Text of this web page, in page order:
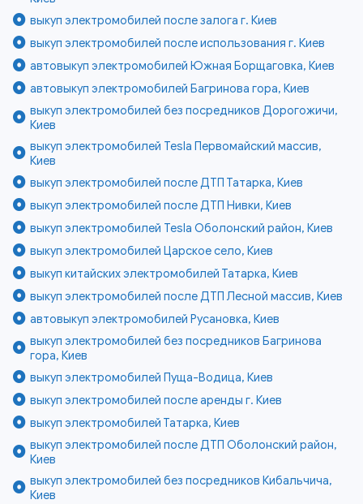
выкуп электромобилей после залога г. Киев
выкуп электромобилей после использования г. Киев
автовыкуп электромобилей Южная Борщаговка, Киев
автовыкуп электромобилей Багринова гора, Киев
выкуп электромобилей без посредников Дорогожичи,
Киев
выкуп электромобилей Tesla Первомайский массив,
Киев
выкуп электромобилей после ДТП Татарка, Киев
выкуп электромобилей после ДТП Нивки, Киев
выкуп электромобилей Tesla Оболонский район, Киев
выкуп электромобилей Царское село, Киев
выкуп китайских электромобилей Татарка, Киев
выкуп электромобилей после ДТП Лесной массив, Киев
автовыкуп электромобилей Русановка, Киев
выкуп электромобилей без посредников Багринова
гора, Киев
выкуп электромобилей Пуща-Водица, Киев
выкуп электромобилей после аренды г. Киев
выкуп электромобилей Татарка, Киев
выкуп электромобилей после ДТП Оболонский район,
Киев
выкуп электромобилей без посредников Кибальчича,
Киев